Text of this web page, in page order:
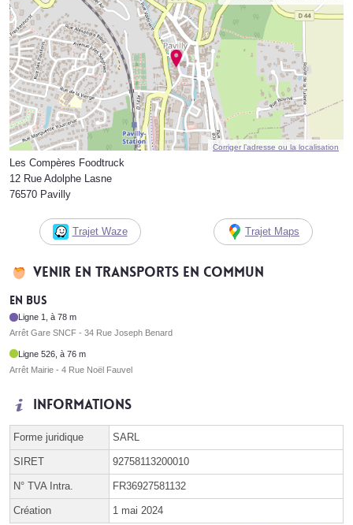
Corriger l’adresse ou la localisation
Les Compères Foodtruck
12 Rue Adolphe Lasne
76570 Pavilly
Trajet Waze Trajet Maps
Venir en transports en commun
En bus
Ligne 1, à 78 m
Arrêt Gare SNCF - 34 Rue Joseph Benard
Ligne 526, à 76 m
Arrêt Mairie - 4 Rue Noël Fauvel
Informations
Forme juridique SARL
SIRET 92758113200010
N° TVA Intra. FR36927581132
Création 1 mai 2024